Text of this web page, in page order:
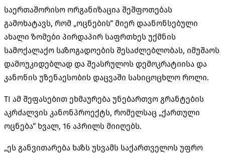
საერთაშორისო ორგანიზაცია შეშფოთებას
გამოხატავს, რომ „ოცნების“ მიერ დაანონსებული
ახალი ზომები პირდაპირ საფრთხეს უქმნის
სამოქალაქო საზოგადოების შესაძლებლობას, იმუშაოს
დამოუკიდებლად და შეასრულოს დემოკრატიისა და
კანონის უზენაესობის დაცვაში სასიცოცხლო როლი.
TI ამ შეფასებით ეხმაურება უნებართვო გრანტების
აკრძალვის კანონპროექტს, რომელსაც „ქართული
ოცნება“ ხვალ, 16 აპრილს მიიღებს.
„ეს განვითარება ხაზს უსვამს საქართველოს უფრო